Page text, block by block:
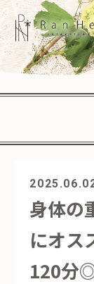
身体の
にオス
120分